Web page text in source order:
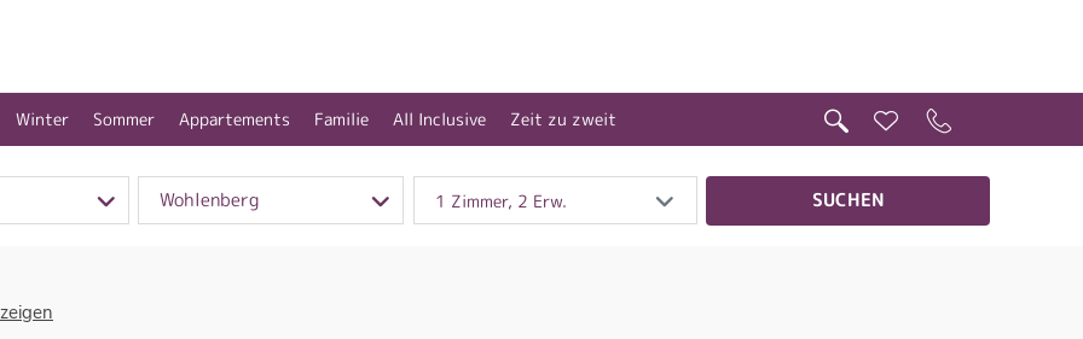
Winter Sommer Appartements Familie All Inclusive Zeit zu zweit
Wohlenberg 1 Zimmer, 2 Erw. SUCHEN